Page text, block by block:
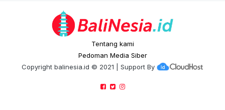
Tentang kami
Pedoman Media Siber
Copyright balinesia.id © 2021 | Support By